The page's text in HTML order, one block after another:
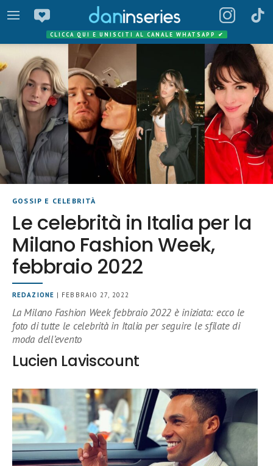
CLICCA QUI E UNISCITI AL CANALE WHATSAPP ✔
GOSSIP E CELEBRITÀ
Le celebrità in Italia per la
Milano Fashion Week,
febbraio 2022
REDAZIONE | FEBBRAIO 27, 2022
La Milano Fashion Week febbraio 2022 è iniziata: ecco le
foto di tutte le celebrità in Italia per seguire le sfilate di
moda dell’evento
Lucien Laviscount